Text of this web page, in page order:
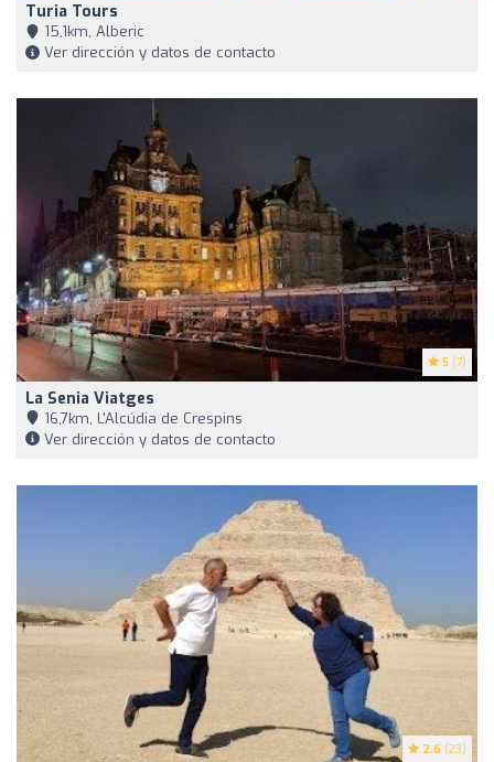
Turia Tours
15,1km, Alberic
Ver dirección y datos de contacto
5 (7)
La Senia Viatges
16,7km, L'Alcúdia de Crespins
Ver dirección y datos de contacto
2.6 (23)